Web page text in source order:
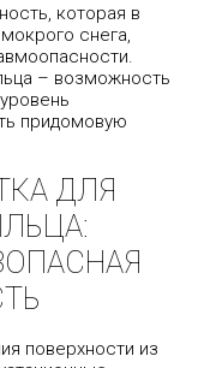
которая в
снега,
– возможность
придомовую
ДЛЯ
поверхности из